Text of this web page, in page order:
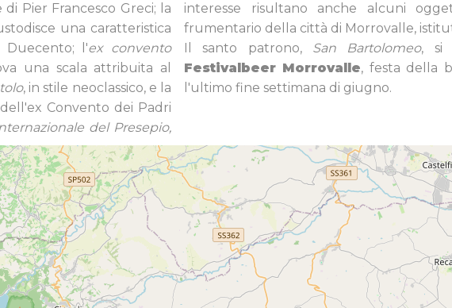
Pier Francesco Greci; la
una caratteristica
l'ex convento
una scala attribuita al
, in stile neoclassico, e la
Convento dei Padri
del Presepio,
interesse risultano anche alcuni
frumentario della città di Morrovalle,
Il santo patrono, San Bartolomeo, si
Festivalbeer Morrovalle, festa della
l'ultimo fine settimana di giugno.